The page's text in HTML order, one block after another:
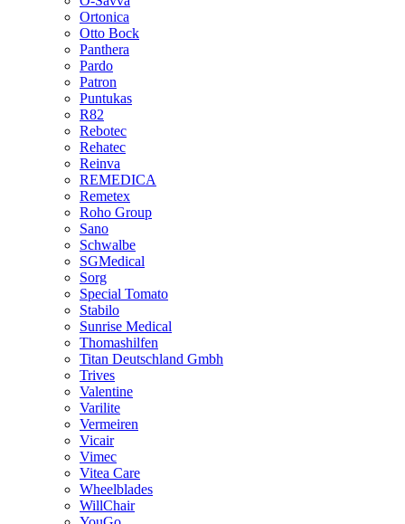
Ortonica
Otto Bock
Panthera
Pardo
Patron
Puntukas
R82
Rebotec
Rehatec
Reinva
REMEDICA
Remetex
Roho Group
Sano
Schwalbe
SGMedical
Sorg
Special Tomato
Stabilo
Sunrise Medical
Thomashilfen
Titan Deutschland Gmbh
Trives
Valentine
Varilite
Vermeiren
Vicair
Vimec
Vitea Care
Wheelblades
WillChair